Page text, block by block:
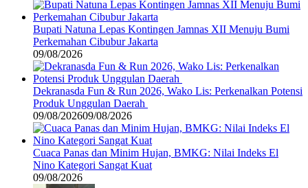
Bupati Natuna Lepas Kontingen Jamnas XII Menuju Bumi
Perkemahan Cibubur Jakarta
09/08/2026
Dekranasda Fun & Run 2026, Wako Lis: Perkenalkan Potensi
Produk Unggulan Daerah
09/08/202609/08/2026
Cuaca Panas dan Minim Hujan, BMKG: Nilai Indeks El
Nino Kategori Sangat Kuat
09/08/2026